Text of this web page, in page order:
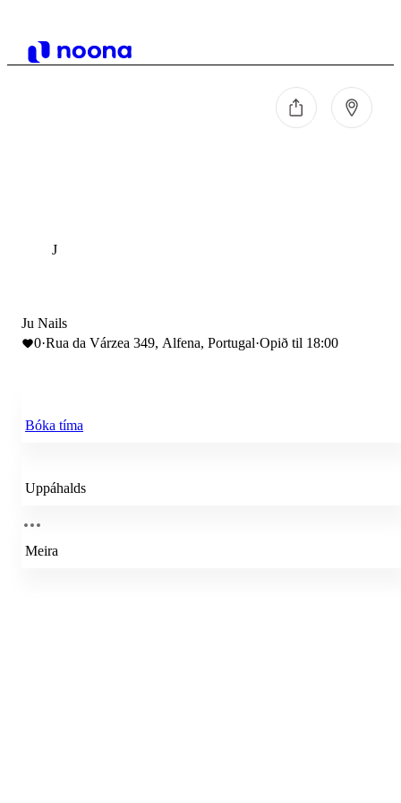
J
Ju Nails
0·Rua da Várzea 349, Alfena, Portugal·Opið til 18:00
Bóka tíma
Uppáhalds
Meira